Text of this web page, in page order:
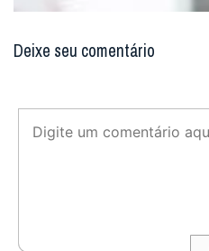
Deixe seu comentário